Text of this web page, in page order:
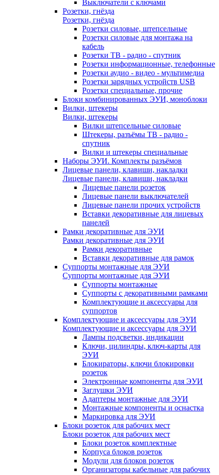
Выключатели с ключами
Розетки, гнёзда
Розетки, гнёзда
Розетки силовые, штепсельные
Розетки силовые для монтажа на
кабель
Розетки ТВ - радио - спутник
Розетки информационные, телефонные
Розетки аудио - видео - мультимедиа
Розетки зарядных устройств USB
Розетки специальные, прочие
Блоки комбинированных ЭУИ, моноблоки
Вилки, штекеры
Вилки, штекеры
Вилки штепсельные силовые
Штекеры, разъёмы ТВ - радио -
спутник
Вилки и штекеры специальные
Наборы ЭУИ. Комплекты разъёмов
Лицевые панели, клавиши, накладки
Лицевые панели, клавиши, накладки
Лицевые панели розеток
Лицевые панели выключателей
Лицевые панели прочих устройств
Вставки декоративные для лицевых
панелей
Рамки декоративные для ЭУИ
Рамки декоративные для ЭУИ
Рамки декоративные
Вставки декоративные для рамок
Суппорты монтажные для ЭУИ
Суппорты монтажные для ЭУИ
Суппорты монтажные
Суппорты с декоративными рамками
Комплектующие и аксессуары для
суппортов
Комплектующие и аксессуары для ЭУИ
Комплектующие и аксессуары для ЭУИ
Лампы подсветки, индикации
Ключи, цилиндры, ключ-карты для
ЭУИ
Блокираторы, ключи блокировки
розеток
Электронные компоненты для ЭУИ
Заглушки ЭУИ
Адаптеры монтажные для ЭУИ
Монтажные компоненты и оснастка
Маркировка для ЭУИ
Блоки розеток для рабочих мест
Блоки розеток для рабочих мест
Блоки розеток комплектные
Корпуса блоков розеток
Модули для блоков розеток
Организаторы кабельные для рабочих